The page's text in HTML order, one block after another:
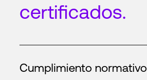
certificados.
Cumplimiento normativo